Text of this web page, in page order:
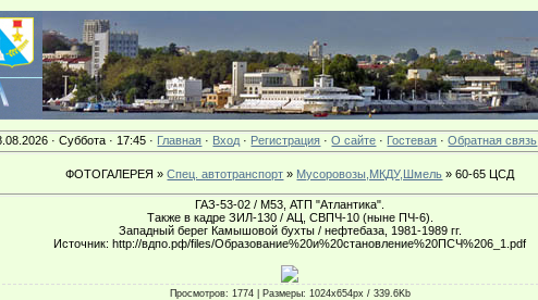
· Суббота · 17:45 · Главная · Вход · Регистрация ·О сайте · Гостевая ·Обратная связь
ФОТОГАЛЕРЕЯ »Спец. автотранспорт » Мусоровозы,МКДУ,Шмель » 60-65 ЦСД
ГАЗ-53-02 / М53, АТП "Атлантика".
Также в кадре ЗИЛ-130 / АЦ, СВПЧ-10 (ныне ПЧ-6).
Западный берег Камышовой бухты / нефтебаза, 1981-1989 гг.
Источник: http://вдпо.рф/files/Образование%20и%20становление%20ПСЧ%206_1.pdf
Просмотров: 1774 | Размеры: 1024x654px / 339.6Kb